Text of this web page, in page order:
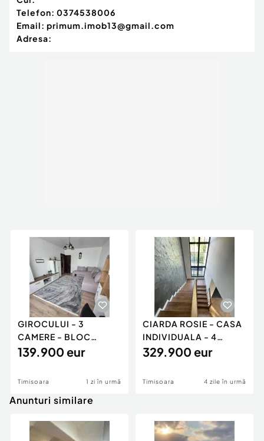
Telefon: 0374538006
Email: primum.imob13@gmail.com
Adresa:
GIROCULUI - 3
CAMERE - BLOC
IZOLAT - RENOVAT - 2
139.900 eur
Timisoara 1 zi în urmă
CIARDA ROSIE - CASA
INDIVIDUALA - 4
CAMERE - 3 BAI -
329.900 eur
Timisoara 4 zile în urmă
Anunturi similare